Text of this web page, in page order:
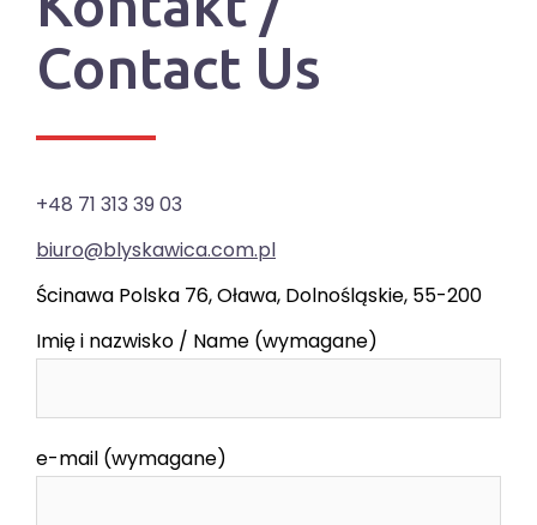
Contact Us
+48 71 313 39 03
biuro@blyskawica.com.pl
Ścinawa Polska 76, Oława, Dolnośląskie, 55-200
Imię i nazwisko / Name (wymagane)
e-mail (wymagane)